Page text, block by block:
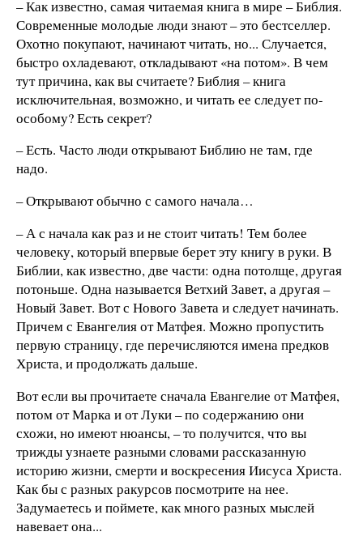
– Как известно, самая читаемая книга в мире – Библия.
Современные молодые люди знают – это бестселлер.
Охотно покупают, начинают читать, но... Случается,
быстро охладевают, откладывают «на потом». В чем
тут причина, как вы считаете? Библия – книга
исключительная, возможно, и читать ее следует по-
особому? Есть секрет?
– Есть. Часто люди открывают Библию не там, где
надо.
– Открывают обычно с самого начала…
– А с начала как раз и не стоит читать! Тем более
человеку, который впервые берет эту книгу в руки. В
Библии, как известно, две части: одна потолще, другая
потоньше. Одна называется Ветхий Завет, а другая –
Новый Завет. Вот с Нового Завета и следует начинать.
Причем с Евангелия от Матфея. Можно пропустить
первую страницу, где перечисляются имена предков
Христа, и продолжать дальше.
Вот если вы прочитаете сначала Евангелие от Матфея,
потом от Марка и от Луки – по содержанию они
схожи, но имеют нюансы, – то получится, что вы
трижды узнаете разными словами рассказанную
историю жизни, смерти и воскресения Иисуса Христа.
Как бы с разных ракурсов посмотрите на нее.
Задумаетесь и поймете, как много разных мыслей
навевает она...